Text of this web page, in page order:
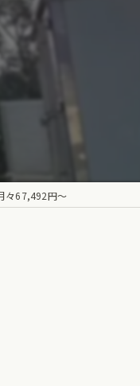
々67,492円〜